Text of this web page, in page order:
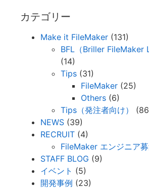
カテゴリー
Make it FileMaker (131)
BFL（Briller FileMaker
(14)
Tips (31)
FileMaker (25)
Others (6)
Tips（発注者向け）
NEWS (39)
RECRUIT (4)
FileMaker エンジニア
STAFF BLOG (9)
イベント (5)
開発事例 (23)